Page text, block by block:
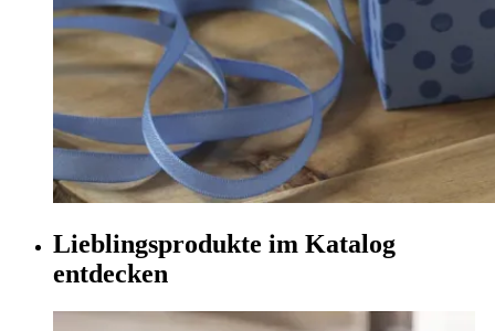
Lieblingsprodukte im Katalog
entdecken